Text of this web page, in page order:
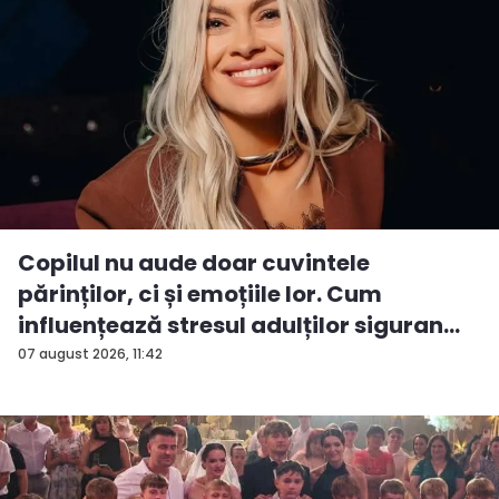
07 august 2026, 11:42
Copilul nu aude doar cuvintele
părinților, ci și emoțiile lor. Cum
influențează stresul adulților siguran...